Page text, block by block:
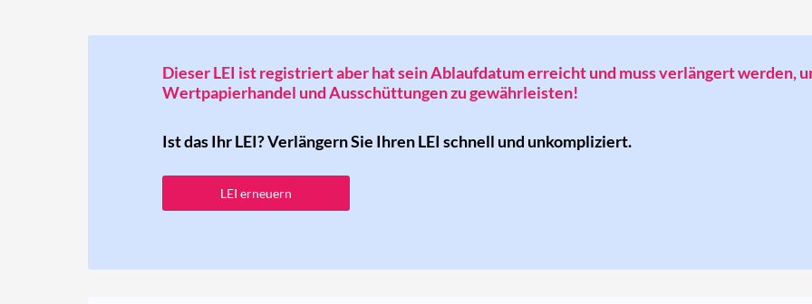
Dieser LEI ist registriert aber hat sein Ablaufdatum erreicht und muss verlängert werden,
Wertpapierhandel und Ausschüttungen zu gewährleisten!
Ist das Ihr LEI? Verlängern Sie Ihren LEI schnell und unkompliziert.
LEI erneuern